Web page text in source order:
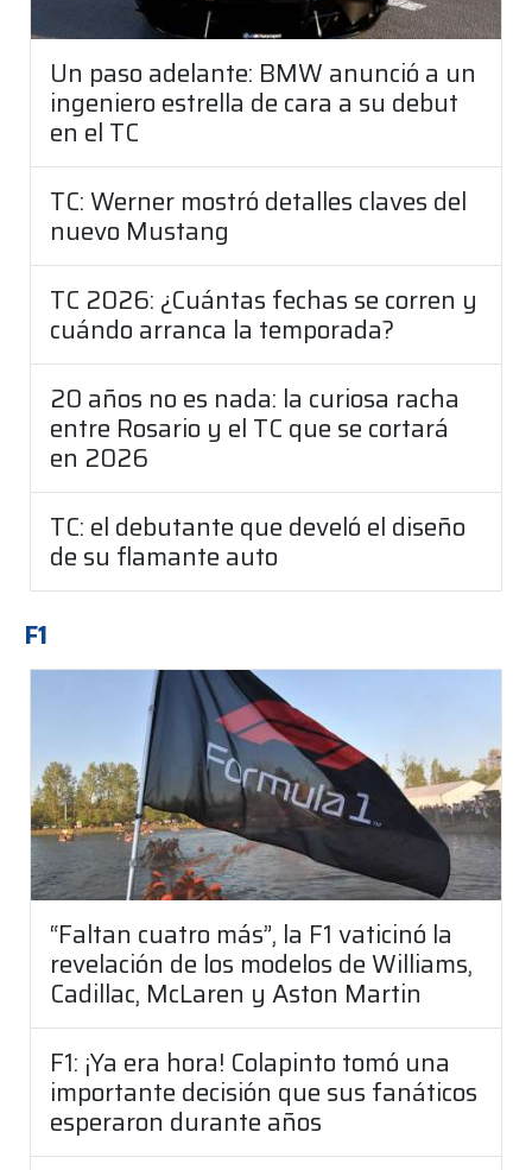
Un paso adelante: BMW anunció a un
ingeniero estrella de cara a su debut
en el TC
TC: Werner mostró detalles claves del
nuevo Mustang
TC 2026: ¿Cuántas fechas se corren y
cuándo arranca la temporada?
20 años no es nada: la curiosa racha
entre Rosario y el TC que se cortará
en 2026
TC: el debutante que develó el diseño
de su flamante auto
F1
“Faltan cuatro más”, la F1 vaticinó la
revelación de los modelos de Williams,
Cadillac, McLaren y Aston Martin
F1: ¡Ya era hora! Colapinto tomó una
importante decisión que sus fanáticos
esperaron durante años